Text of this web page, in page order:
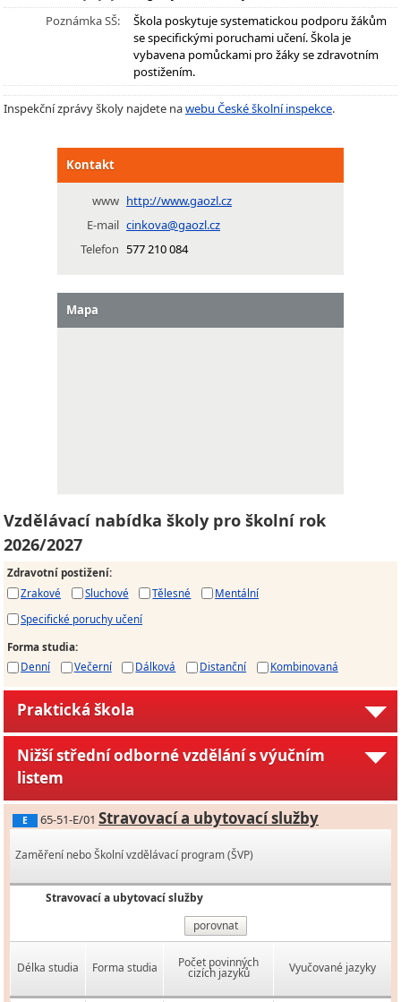
Poznámka SŠ:
Škola poskytuje systematickou podporu žákům
se specifickými poruchami učení. Škola je
vybavena pomůckami pro žáky se zdravotním
postižením.
Inspekční zprávy školy najdete nawebu České školní inspekce.
Kontakt
www http://www.gaozl.cz
E-mail cinkova@gaozl.cz
Telefon 577 210 084
Mapa
Vzdělávací nabídka školy pro školní rok
2026/2027
Zdravotní postižení:
Zrakové
Sluchové Tělesné
Mentální
Specifické poruchy učení
Forma studia:
Denní
Večerní Dálková Distanční Kombinovaná
Praktická škola
Nižší střední odborné vzdělání s výučním
listem
E 65-51-E/01 Stravovací a ubytovací služby
Zaměření nebo Školní vzdělávací program (ŠVP)
Stravovací a ubytovací služby
porovnat
Délka studia Forma studia Počet povinných
cizích jazyků Vyučované jazyky